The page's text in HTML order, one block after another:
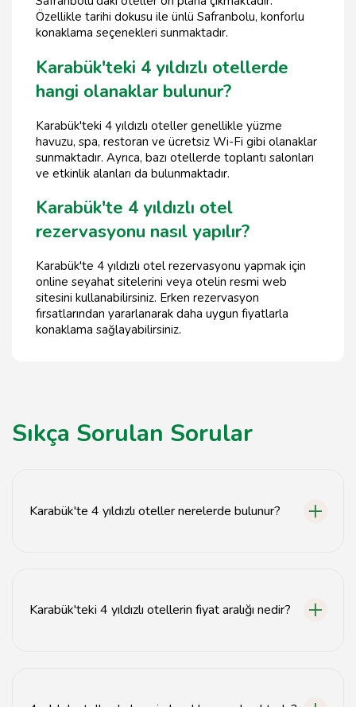
Özellikle tarihi dokusu ile ünlü Safranbolu, konforlu
konaklama seçenekleri sunmaktadır.
Karabük'teki 4 yıldızlı otellerde
hangi olanaklar bulunur?
Karabük'teki 4 yıldızlı oteller genellikle yüzme
havuzu, spa, restoran ve ücretsiz Wi-Fi gibi olanaklar
sunmaktadır. Ayrıca, bazı otellerde toplantı salonları
ve etkinlik alanları da bulunmaktadır.
Karabük'te 4 yıldızlı otel
rezervasyonu nasıl yapılır?
Karabük'te 4 yıldızlı otel rezervasyonu yapmak için
online seyahat sitelerini veya otelin resmi web
sitesini kullanabilirsiniz. Erken rezervasyon
fırsatlarından yararlanarak daha uygun fiyatlarla
konaklama sağlayabilirsiniz.
Sıkça Sorulan Sorular
Karabük'te 4 yıldızlı oteller nerelerde bulunur?
Karabük'teki 4 yıldızlı otellerin fiyat aralığı nedir?